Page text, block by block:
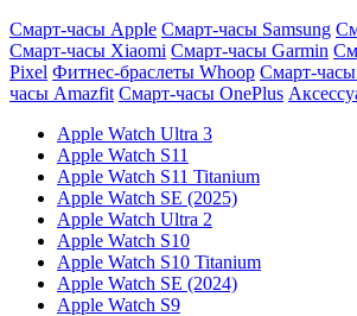
Смарт-часы Apple Смарт-часы Samsung
Смарт-часы Xiaomi Смарт-часы Garmin
Pixel Фитнес-браслеты Whoop Смарт-
часы Amazfit Смарт-часы OnePlus
Apple Watch Ultra 3
Apple Watch S11
Apple Watch S11 Titanium
Apple Watch SE (2025)
Apple Watch Ultra 2
Apple Watch S10
Apple Watch S10 Titanium
Apple Watch SE (2024)
Apple Watch S9